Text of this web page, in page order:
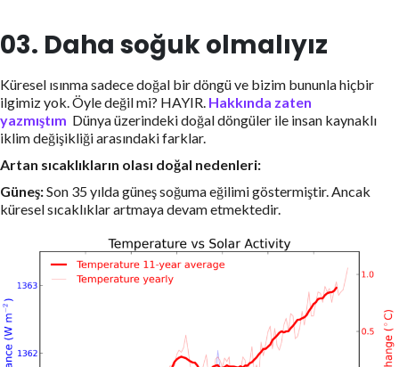
03. Daha soğuk olmalıyız
Küresel ısınma sadece doğal bir döngü ve bizim bununla hiçbir
ilgimiz yok. Öyle değil mi? HAYIR. Hakkında zaten
yazmıştım Dünya üzerindeki doğal döngüler ile insan kaynaklı
iklim değişikliği arasındaki farklar.
Artan sıcaklıkların olası doğal nedenleri:
Güneş:Son 35 yılda güneş soğuma eğilimi göstermiştir. Ancak
küresel sıcaklıklar artmaya devam etmektedir.